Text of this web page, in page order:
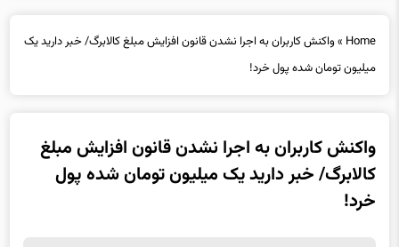
میلیون تومان شده پول خرد!
کالابرگ/ خبر دارید یک میلیون تومان شده پول
خرد!